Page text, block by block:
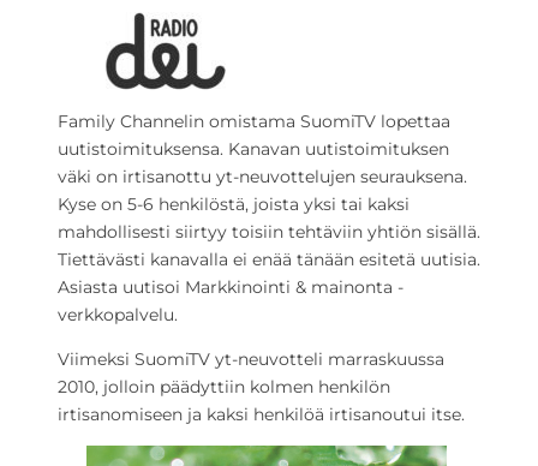
Family Channelin omistama SuomiTV lopettaa
uutistoimituksensa. Kanavan uutistoimituksen
väki on irtisanottu yt-neuvottelujen seurauksena.
Kyse on 5-6 henkilöstä, joista yksi tai kaksi
mahdollisesti siirtyy toisiin tehtäviin yhtiön sisällä.
Tiettävästi kanavalla ei enää tänään esitetä uutisia.
Asiasta uutisoi Markkinointi & mainonta -
verkkopalvelu.
Viimeksi SuomiTV yt-neuvotteli marraskuussa
2010, jolloin päädyttiin kolmen henkilön
irtisanomiseen ja kaksi henkilöä irtisanoutui itse.